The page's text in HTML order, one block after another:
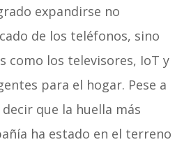
expandirse no
de los teléfonos, sino
como los televisores, IoT y
para el hogar. Pese a
que la huella más
ha estado en el terreno